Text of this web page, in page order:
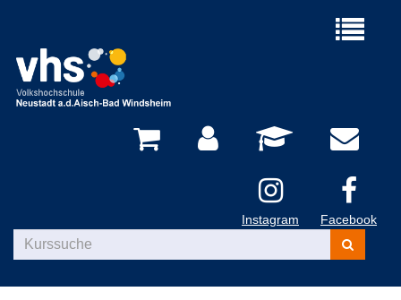
Menü
Instagram Facebook
Kurse
suchen